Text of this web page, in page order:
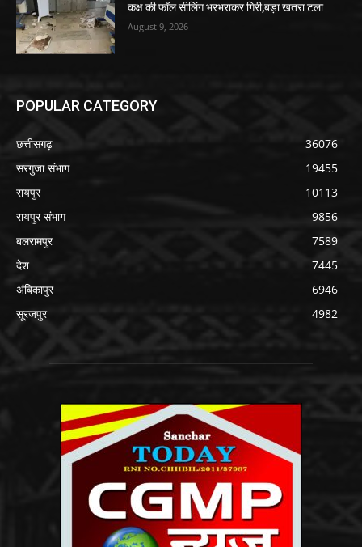
कक्ष की फॉल सीलिंग भरभराकर गिरी,बड़ा खतरा टला
August 9, 2026
POPULAR CATEGORY
छत्तीसगढ़
36076
सरगुजा संभाग
19455
रायपुर
10113
रायपुर संभाग
9856
बलरामपुर
7589
देश
7445
अंबिकापुर
6946
सूरजपुर
4982